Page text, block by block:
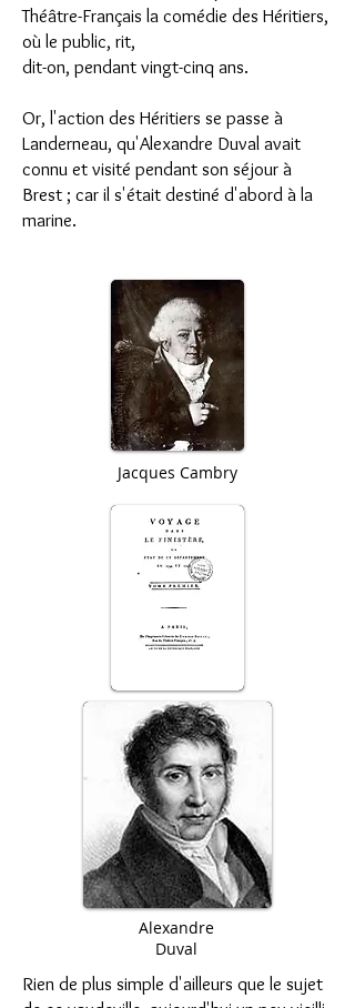
Théâtre-Français la comédie des Héritiers,
où le public, rit,
dit-on, pendant vingt-cinq ans.
Or, l'action des Héritiers se passe à
Landerneau, qu'Alexandre Duval avait
connu et visité pendant son séjour à
Brest ; car il s'était destiné d'abord à la
marine.
Jacques Cambry
Alexandre
Duval
Rien de plus simple d'ailleurs que le sujet